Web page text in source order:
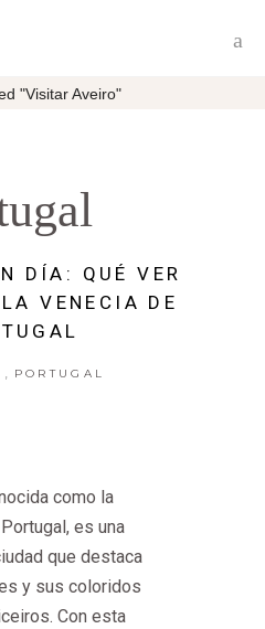
"visitar Aveiro"
DÍA: QUÉ VER
VENECIA DE
, PORTUGAL
como la
es una
que destaca
y sus coloridos
Con esta